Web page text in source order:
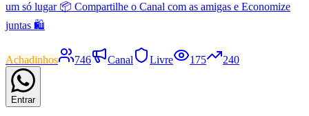
um só lugar 📦 Compartilhe o Canal com as amigas e Economize
juntas 🛍
Achadinhos 746 Canal Livre 175 240
Entrar